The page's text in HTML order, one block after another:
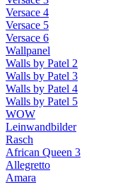
Versace 4
Versace 5
Versace 6
Wallpanel
Walls by Patel 2
Walls by Patel 3
Walls by Patel 4
Walls by Patel 5
WOW
Leinwandbilder
Rasch
African Queen 3
Allegretto
Amara